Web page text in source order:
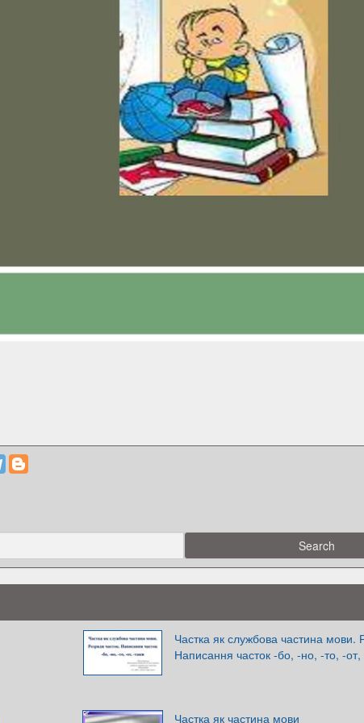
Частка як службова частина мови.
Написання часток -бо, -но, -то, -от,
Частка як частина мови